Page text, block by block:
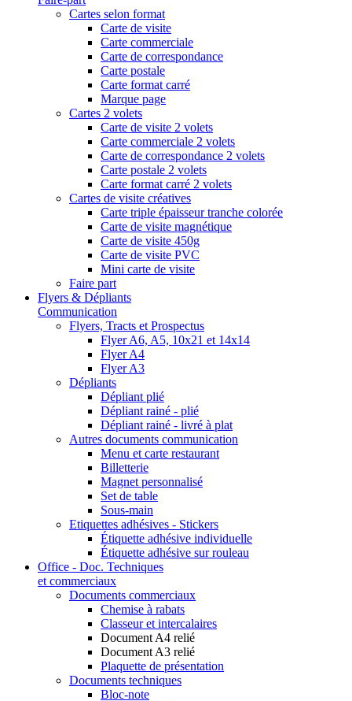
Cartes selon format
Carte de visite
Carte commerciale
Carte de correspondance
Carte postale
Carte format carré
Marque page
Cartes 2 volets
Carte de visite 2 volets
Carte commerciale 2 volets
Carte de correspondance 2 volets
Carte postale 2 volets
Carte format carré 2 volets
Cartes de visite créatives
Carte triple épaisseur tranche colorée
Carte de visite magnétique
Carte de visite 450g
Carte de visite PVC
Mini carte de visite
Faire part
Flyers & Dépliants
Communication
Flyers, Tracts et Prospectus
Flyer A6, A5, 10x21 et 14x14
Flyer A4
Flyer A3
Dépliants
Dépliant plié
Dépliant rainé - plié
Dépliant rainé - livré à plat
Autres documents communication
Menu et carte restaurant
Billetterie
Magnet personnalisé
Set de table
Sous-main
Etiquettes adhésives - Stickers
Étiquette adhésive individuelle
Étiquette adhésive sur rouleau
Office - Doc. Techniques
et commerciaux
Documents commerciaux
Chemise à rabats
Classeur et intercalaires
Document A4 relié
Document A3 relié
Plaquette de présentation
Documents techniques
Bloc-note